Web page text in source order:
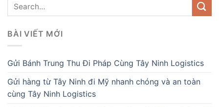
BÀI VIẾT MỚI
Gửi Bánh Trung Thu Đi Pháp Cùng Tây Ninh Logistics
Gửi hàng từ Tây Ninh đi Mỹ nhanh chóng và an toàn
cùng Tây Ninh Logistics